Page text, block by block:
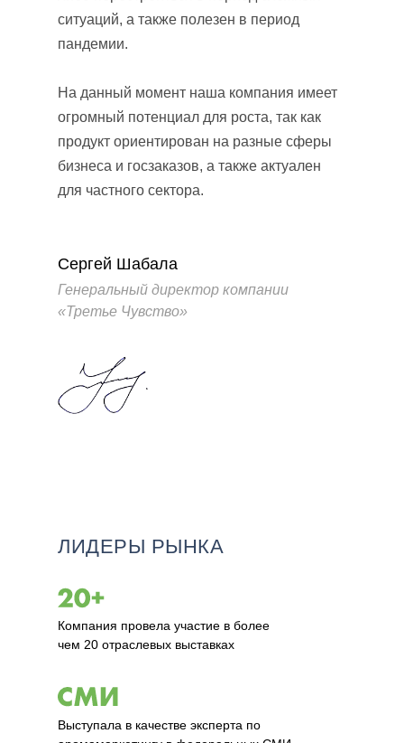
ситуаций, а также полезен в период
пандемии.
На данный момент наша компания имеет
огромный потенциал для роста, так как
продукт ориентирован на разные сферы
бизнеса и госзаказов, а также актуален
для частного сектора.
Сергей Шабала
Генеральный директор компании
«Третье Чувство»
ЛИДЕРЫ РЫНКА
Компания провела участие в более
чем 20 отраслевых выставках
Выступала в качестве эксперта по